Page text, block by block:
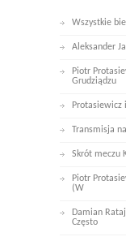
Wszystkie
Aleksander
Piotr
Grudziądzu
Protasiewicz
Transmisja
Skrót meczu
Piotr
(W
Damian
Często